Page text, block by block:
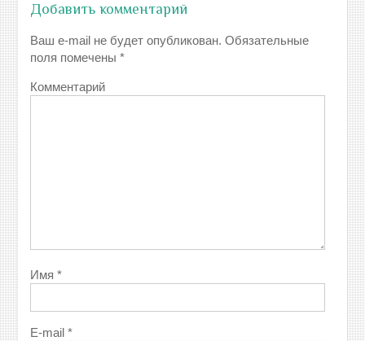
Добавить комментарий
Ваш e-mail не будет опубликован. Обязательные
поля помечены*
Комментарий
Имя*
E-mail*